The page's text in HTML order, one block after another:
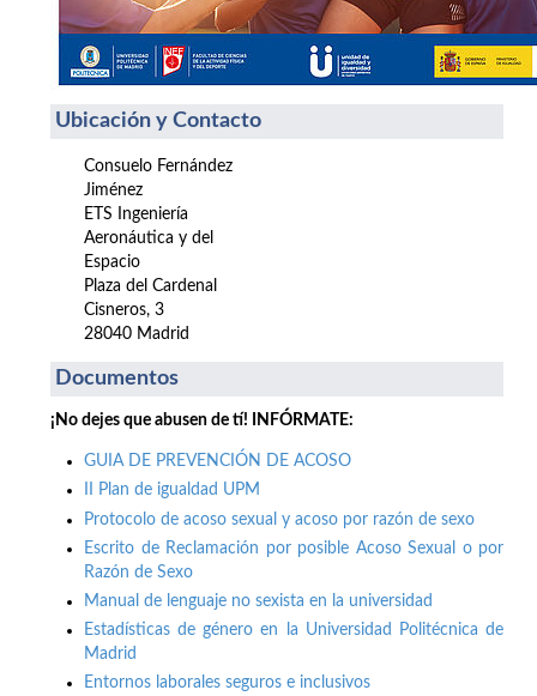
Ubicación y Contacto
Consuelo Fernández
Jiménez
ETS Ingeniería
Aeronáutica y del
Espacio
Plaza del Cardenal
Cisneros, 3
28040 Madrid
Documentos
¡No dejes que abusen de tí! INFÓRMATE:
GUIA DE PREVENCIÓN DE ACOSO
II Plan de igualdad UPM
Protocolo de acoso sexual y acoso por razón de sexo
Escrito de Reclamación por posible Acoso Sexual o por
Razón de Sexo
Manual de lenguaje no sexista en la universidad
Estadísticas de género en la Universidad Politécnica de
Madrid
Entornos laborales seguros e inclusivos